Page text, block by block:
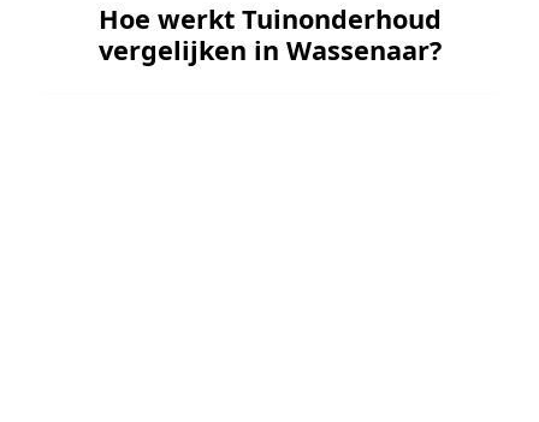
Hoe werkt Tuinonderhoud
vergelijken in Wassenaar?